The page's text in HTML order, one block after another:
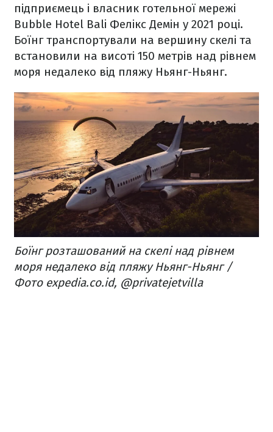
підприємець і власник готельної мережі
Bubble Hotel Bali Фелікс Демін у 2021 році.
Боїнг транспортували на вершину скелі та
встановили на висоті 150 метрів над рівнем
моря недалеко від пляжу Ньянг-Ньянг.
Боїнг розташований на скелі над рівнем
моря недалеко від пляжу Ньянг-Ньянг /
Фото expedia.co.id, @privatejetvilla